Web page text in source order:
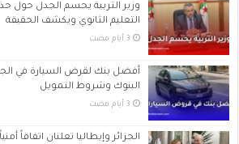
وزير التربية يحسم الجدل حول
التعليم الثانوي ويكشف الحقيقة
البنوك وشروط التمويل
الجزائر وإيطاليا تعلنان اتفاقاً